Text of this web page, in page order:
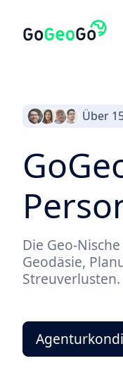
Über
Die Geo-
Geodäsie,
Streuverlusten.